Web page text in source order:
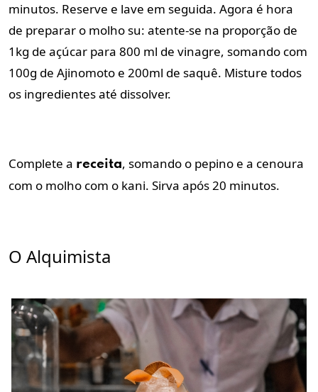
minutos. Reserve e lave em seguida. Agora é hora
de preparar o molho su: atente-se na proporção de
1kg de açúcar para 800 ml de vinagre, somando com
100g de Ajinomoto e 200ml de saquê. Misture todos
os ingredientes até dissolver.
Complete a receita, somando o pepino e a cenoura
com o molho com o kani. Sirva após 20 minutos.
O Alquimista